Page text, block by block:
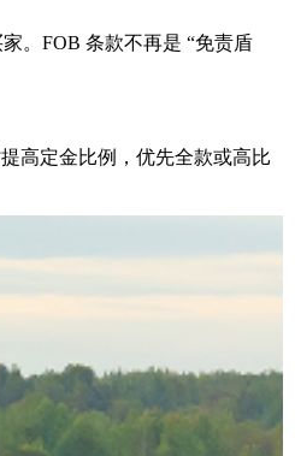
。FOB 条款不再是 “免责盾
高定金比例，优先全款或高比